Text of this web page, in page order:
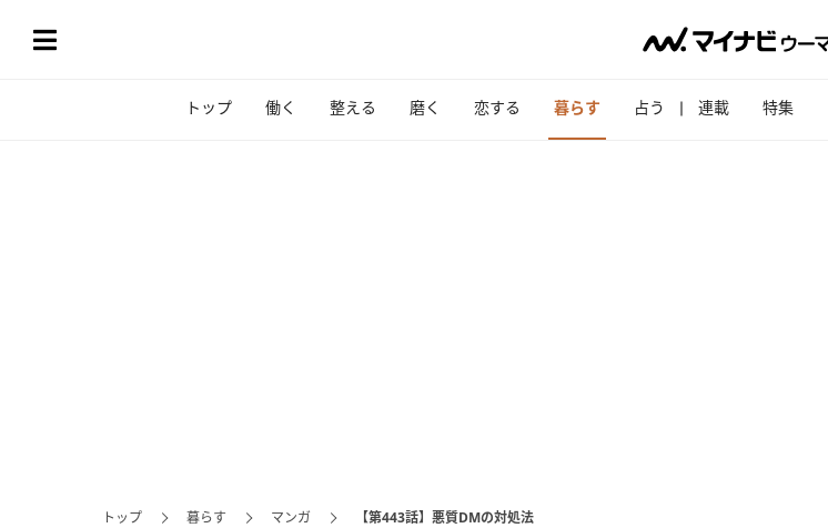
トップ 働く 整える 磨く 恋する 暮らす 占う 連載 特集
トップ 暮らす マンガ 【第443話】悪質DMの対処法